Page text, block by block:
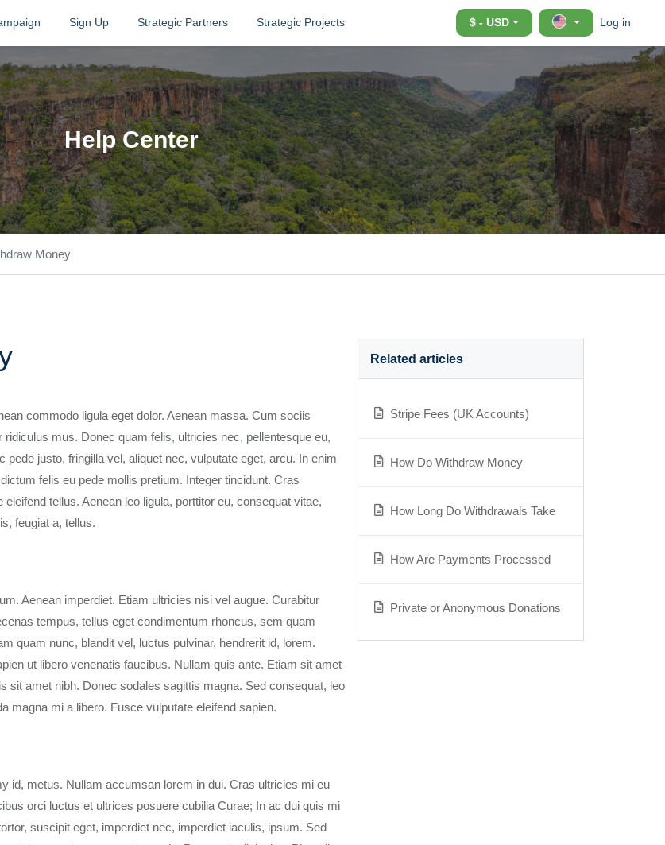
Sign Up Strategic Partners Strategic Projects $ - USD Log in
Help Center
Money
commodo ligula eget dolor. Aenean massa. Cum sociis
mus. Donec quam felis, ultricies nec, pellentesque eu,
justo, fringilla vel, aliquet nec, vulputate eget, arcu. In enim
felis eu pede mollis pretium. Integer tincidunt. Cras
tellus. Aenean leo ligula, porttitor eu, consequat vitae,
feugiat a, tellus.
Aenean imperdiet. Etiam ultricies nisi vel augue. Curabitur
tempus, tellus eget condimentum rhoncus, sem quam
quam nunc, blandit vel, luctus pulvinar, hendrerit id, lorem.
ut libero venenatis faucibus. Nullam quis ante. Etiam sit amet
sit amet nibh. Donec sodales sagittis magna. Sed consequat, leo
magna mi a libero. Fusce vulputate eleifend sapien.
id, metus. Nullam accumsan lorem in dui. Cras ultricies mi eu
orci luctus et ultrices posuere cubilia Curae; In ac dui quis mi
suscipit eget, imperdiet nec, imperdiet iaculis, ipsum. Sed
Related articles
Stripe Fees (UK Accounts)
How Do Withdraw Money
How Long Do Withdrawals Take
How Are Payments Processed
Private or Anonymous Donations